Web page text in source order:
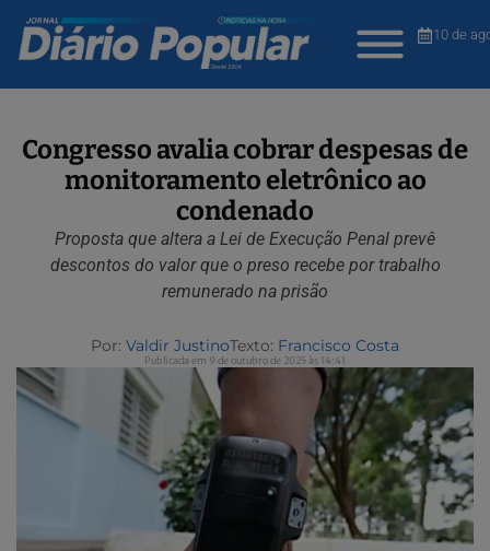
10 de
Congresso avalia cobrar despesas de
monitoramento eletrônico ao
condenado
Proposta que altera a Lei de Execução Penal prevê
descontos do valor que o preso recebe por trabalho
remunerado na prisão
Por: Valdir JustinoTexto: Francisco Costa
Publicada em 9 de outubro de 2025 às 14:41